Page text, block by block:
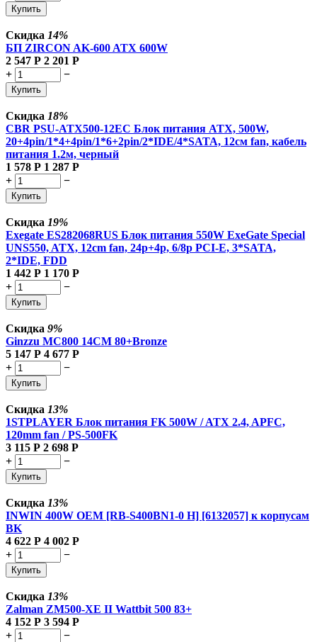
Купить
Скидка 14%
БП ZIRCON AK-600 ATX 600W
2 547 Р 2 201 Р
+
−
Купить
Скидка 18%
CBR PSU-ATX500-12EC Блок питания ATX, 500W,
20+4pin/1*4+4pin/1*6+2pin/2*IDE/4*SATA, 12см fan, кабель
питания 1.2м, черный
1 578 Р 1 287 Р
+
−
Купить
Скидка 19%
Exegate ES282068RUS Блок питания 550W ExeGate Special
UNS550, ATX, 12cm fan, 24p+4p, 6/8p PCI-E, 3*SATA,
2*IDE, FDD
1 442 Р 1 170 Р
+
−
Купить
Скидка 9%
Ginzzu MC800 14CM 80+Bronze
5 147 Р 4 677 Р
+
−
Купить
Скидка 13%
1STPLAYER Блок питания FK 500W / ATX 2.4, APFC,
120mm fan / PS-500FK
3 115 Р 2 698 Р
+
−
Купить
Скидка 13%
INWIN 400W OEM [RB-S400BN1-0 H] [6132057] к корпусам
BK
4 622 Р 4 002 Р
+
−
Купить
Скидка 13%
Zalman ZM500-XE II Wattbit 500 83+
4 152 Р 3 594 Р
+
−